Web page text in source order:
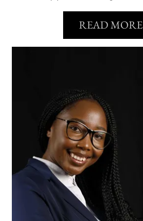
READ MORE